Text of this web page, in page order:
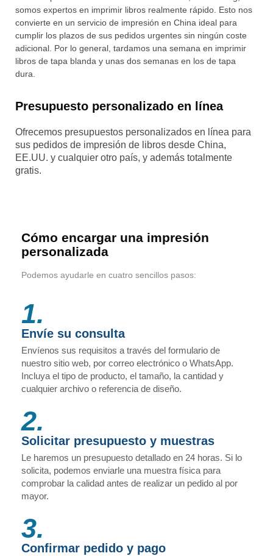
somos expertos en imprimir libros realmente rápido. Esto nos
convierte en un servicio de impresión en China ideal para
cumplir los plazos de sus pedidos urgentes sin ningún coste
adicional. Por lo general, tardamos una semana en imprimir
libros de tapa blanda y unas dos semanas en los de tapa
dura.
Presupuesto personalizado en línea
Ofrecemos presupuestos personalizados en línea para
sus pedidos de impresión de libros desde China,
EE.UU. y cualquier otro país, y además totalmente
gratis.
Cómo encargar una impresión
personalizada
Podemos ayudarle en cuatro sencillos pasos:
1.
Envíe su consulta
Envíenos sus requisitos a través del formulario de
nuestro sitio web, por correo electrónico o WhatsApp.
Incluya el tipo de producto, el tamaño, la cantidad y
cualquier archivo o referencia de diseño.
2.
Solicitar presupuesto y muestras
Le haremos un presupuesto detallado en 24 horas. Si lo
solicita, podemos enviarle una muestra física para
comprobar la calidad antes de realizar un pedido al por
mayor.
3.
Confirmar pedido y pago